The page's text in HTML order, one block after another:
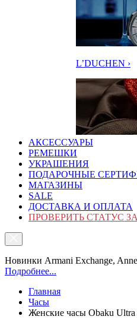
L’DUCHEN ›
АКСЕССУАРЫ
РЕМЕШКИ
УКРАШЕНИЯ
ПОДАРОЧНЫЕ
МАГАЗИНЫ
SALE
ДОСТАВКА И ОПЛАТА
ПРОВЕРИТЬ СТАТУС
Новинки Armani Exchange,
Подробнее...
Главная
Часы
Женские часы Obaku